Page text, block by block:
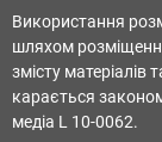
Використання
шляхом
змісту
карається
медіа L 10-0062.